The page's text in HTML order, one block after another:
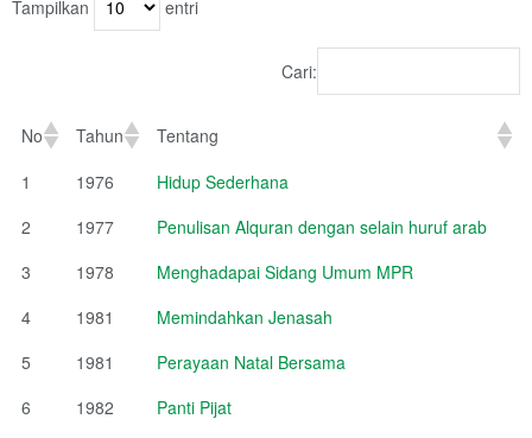
Tampilkan entri
Cari:
No Tahun
Tentang
1
1976
Hidup Sederhana
2
1977
Penulisan Alquran dengan selain huruf arab
3
1978
Menghadapai Sidang Umum MPR
4
1981
Memindahkan Jenasah
5
1981
Perayaan Natal Bersama
6
1982
Panti Pijat